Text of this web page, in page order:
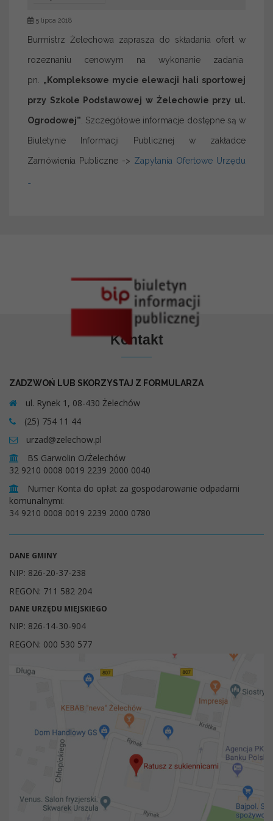
5 lipca 2018
Burmistrz Żelechowa zaprasza do składania ofert w
rozeznaniu cenowym na wykonanie zadania
pn. „Kompleksowe mycie elewacji hali sportowej
przy Szkole Podstawowej w Żelechowie przy ul.
Ogrodowej” . Szczegółowe informacje dostępne są w
Biuletynie Informacji Publicznej w zakładce
Zamówienia Publiczne -> Zapytania Ofertowe Urzędu
Kontakt
ZADZWOŃ LUB SKORZYSTAJ Z FORMULARZA
ul. Rynek 1, 08-430 Żelechów
(25) 754 11 44
urzad@zelechow.pl
BS Garwolin O/Żelechów
32 9210 0008 0019 2239 2000 0040
Numer Konta do opłat za gospodarowanie odpadami
komunalnymi:
34 9210 0008 0019 2239 2000 0780
DANE GMINY
NIP: 826-20-37-238
REGON: 711 582 204
DANE URZĘDU MIEJSKIEGO
NIP: 826-14-30-904
REGON: 000 530 577